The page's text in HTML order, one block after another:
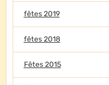
fêtes 2019
fêtes 2018
Fêtes 2015